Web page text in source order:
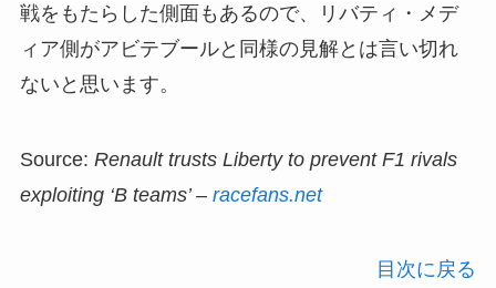
戦をもたらした側面もあるので、リバティ・メデ
ィア側がアビテブールと同様の見解とは言い切れ
ないと思います。
Source: Renault trusts Liberty to prevent F1 rivals
exploiting ‘B teams’ – racefans.net
目次に戻る